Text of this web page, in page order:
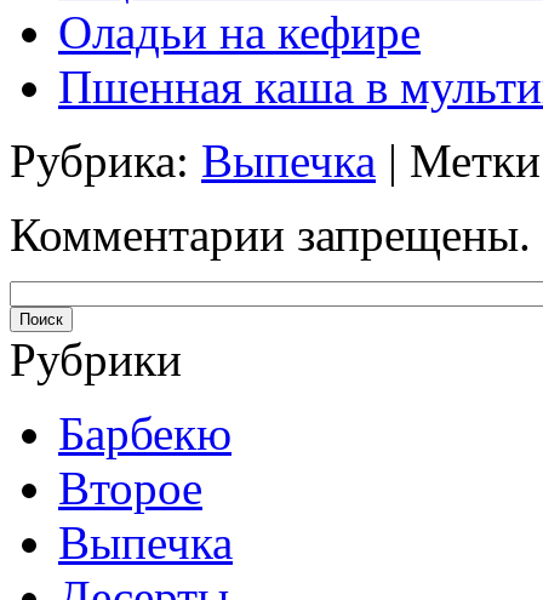
Оладьи на кефире
Пшенная каша в
Рубрика: Выпечка |
Комментарии запрещены.
Рубрики
Барбекю
Второе
Выпечка